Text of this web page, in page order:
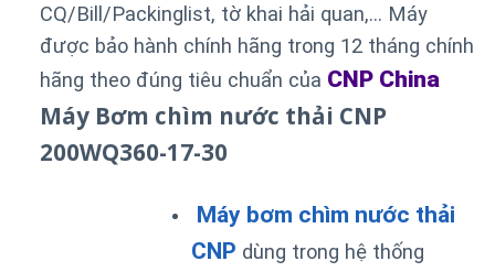
CQ/Bill/Packinglist, tờ khai hải quan,… Máy
được bảo hành chính hãng trong 12 tháng chính
hãng theo đúng tiêu chuẩn của CNP China
Máy Bơm chìm nước thải CNP
200WQ360-17-30
Máy bơm chìm nước thải
CNP dùng trong hệ thống